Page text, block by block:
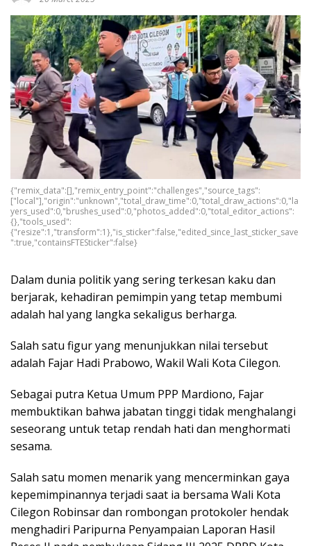
{"remix_data":[],"remix_entry_point":"challenges","source_tags":
["local"],"origin":"unknown","total_draw_time":0,"total_draw_actions":0,"la
yers_used":0,"brushes_used":0,"photos_added":0,"total_editor_actions":
{},"tools_used":
{"resize":1,"transform":1},"is_sticker":false,"edited_since_last_sticker_save
":true,"containsFTESticker":false}
Dalam dunia politik yang sering terkesan kaku dan
berjarak, kehadiran pemimpin yang tetap membumi
adalah hal yang langka sekaligus berharga.
Salah satu figur yang menunjukkan nilai tersebut
adalah Fajar Hadi Prabowo, Wakil Wali Kota Cilegon.
Sebagai putra Ketua Umum PPP Mardiono, Fajar
membuktikan bahwa jabatan tinggi tidak menghalangi
seseorang untuk tetap rendah hati dan menghormati
sesama.
Salah satu momen menarik yang mencerminkan gaya
kepemimpinannya terjadi saat ia bersama Wali Kota
Cilegon Robinsar dan rombongan protokoler hendak
menghadiri Paripurna Penyampaian Laporan Hasil